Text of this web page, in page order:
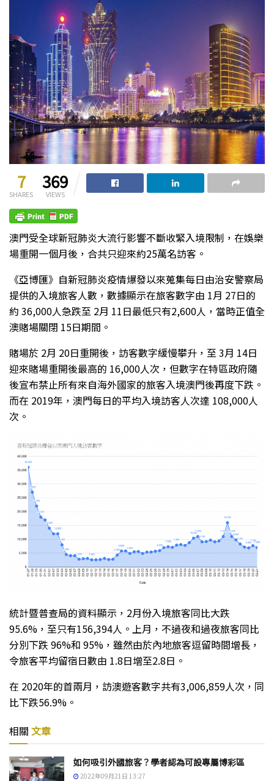
7
SHARES
369
VIEWS
澳門受全球新冠肺炎大流行影響不斷收緊入境限制，在娛樂
場重開一個月後，合共只迎來約25萬名訪客。
《亞博匯》自新冠肺炎疫情爆發以來蒐集每日由治安警察局
提供的入境旅客人數，數據顯示在旅客數字由 1月 27日的
約 36,000人急跌至 2月 11日最低只有2,600人，當時正值全
澳賭場關閉 15日期間。
賭場於 2月 20日重開後，訪客數字緩慢攀升，至 3月 14日
迎來賭場重開後最高的 16,000人次，但數字在特區政府隨
後宣布禁止所有來自海外國家的旅客入境澳門後再度下跌。
而在 2019年，澳門每日的平均入境訪客人次達 108,000人
次。
統計暨普查局的資料顯示，2月份入境旅客同比大跌
95.6%，至只有156,394人。上月，不過夜和過夜旅客同比
分別下跌 96%和 95%，雖然由於內地旅客逗留時間增長，
令旅客平均留宿日數由 1.8日增至2.8日。
在 2020年的首兩月，訪澳遊客數字共有3,006,859人次，同
比下跌56.9%。
相關 文章
如何吸引外國旅客？學者認為可設專屬博彩區
2022年09月21日 13:27